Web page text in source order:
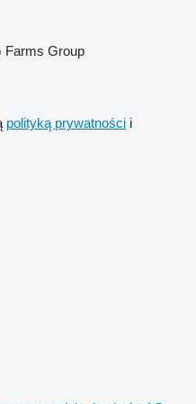
Farms Group
polityką prywatności i